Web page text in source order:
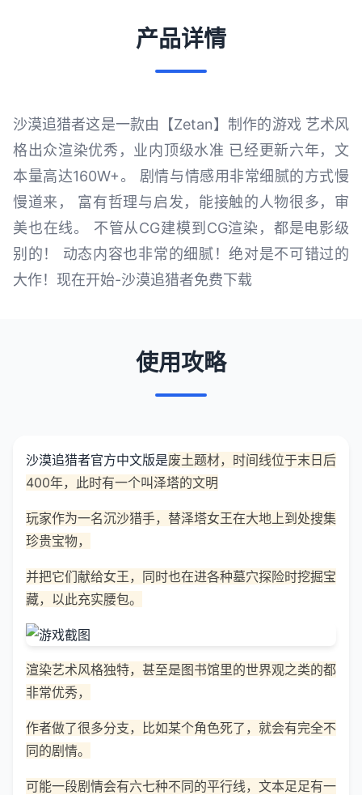
产品详情
沙漠追猎者这是一款由【Zetan】制作的游戏 艺术风
格出众渲染优秀，业内顶级水准 已经更新六年，文
本量高达160W+。 剧情与情感用非常细腻的方式慢
慢道来， 富有哲理与启发，能接触的人物很多，审
美也在线。 不管从CG建模到CG渲染，都是电影级
别的！ 动态内容也非常的细腻！绝对是不可错过的
大作！现在开始-沙漠追猎者免费下载
使用攻略
沙漠追猎者官方中文版是废土题材，时间线位于末日后
400年，此时有一个叫泽塔的文明
玩家作为一名沉沙猎手，替泽塔女王在大地上到处搜集
珍贵宝物，
并把它们献给女王，同时也在进各种墓穴探险时挖掘宝
藏，以此充实腰包。
渲染艺术风格独特，甚至是图书馆里的世界观之类的都
非常优秀，
作者做了很多分支，比如某个角色死了，就会有完全不
同的剧情。
可能一段剧情会有六七种不同的平行线，文本足足有一